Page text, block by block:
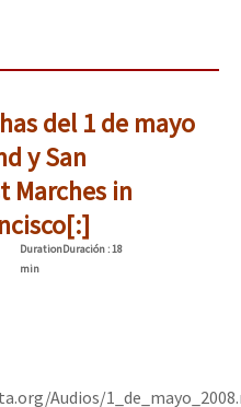
del 1 de mayo
y San
Marches in
DurationDuración: 18
min
Audios/